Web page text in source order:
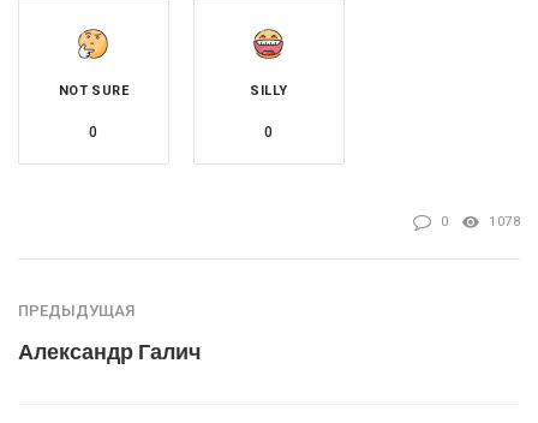
NOT SURE
0
SILLY
0
0 1078
ПРЕДЫДУЩАЯ
Александр Галич